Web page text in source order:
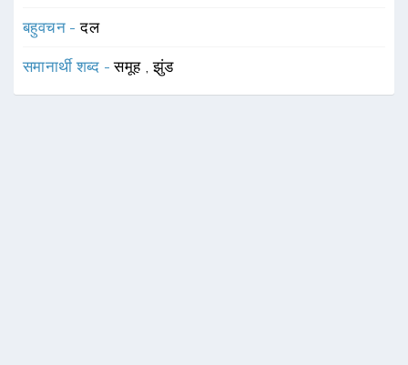
बहुवचन -दल
समानार्थी शब्द -समूह ,झुंड